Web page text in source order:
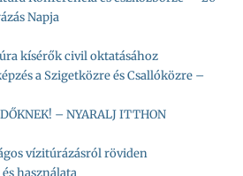
Napja
kísérők civil oktatásához
a Szigetközre és Csallóközre –
– NYARALJ ITTHON
vízitúrázásról röviden
használata